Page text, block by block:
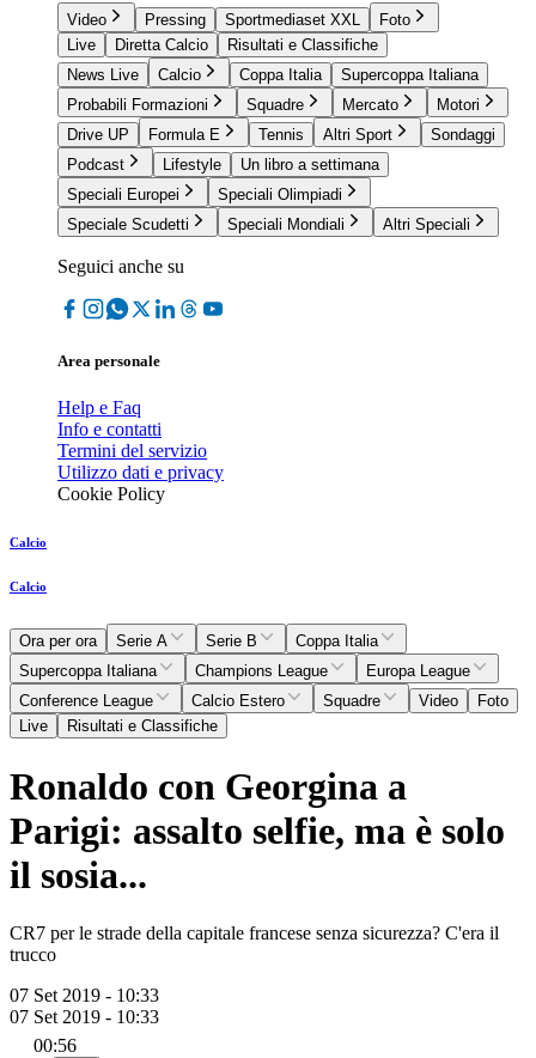
Video Pressing Sportmediaset XXL
Foto
Live
Diretta Calcio
Risultati e Classifiche
News Live
Calcio Coppa Italia
Supercoppa Italiana
Probabili Formazioni
Squadre Mercato
Motori
Drive UP
Formula E Tennis Altri Sport
Sondaggi
Podcast
Lifestyle
Un libro a settimana
Speciali Europei
Speciali Olimpiadi
Speciale Scudetti
Speciali Mondiali Altri Speciali
Seguici anche su
Area personale
Help e Faq
Info e contatti
Termini del servizio
Utilizzo dati e privacy
Cookie Policy
Calcio
Calcio
Ora per ora Serie A Serie B
Coppa Italia
Supercoppa Italiana
Champions League
Europa League
Conference League
Calcio Estero Squadre Video
Foto
Live
Risultati e Classifiche
Ronaldo con Georgina a
Parigi: assalto selfie, ma è solo
il sosia...
CR7 per le strade della capitale francese senza sicurezza? C'era il
trucco
07 Set 2019 - 10:33
07 Set 2019 - 10:33
00:56